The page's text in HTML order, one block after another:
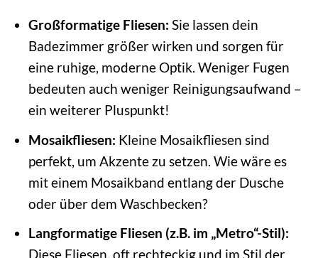
Großformatige Fliesen: Sie lassen dein
Badezimmer größer wirken und sorgen für
eine ruhige, moderne Optik. Weniger Fugen
bedeuten auch weniger Reinigungsaufwand –
ein weiterer Pluspunkt!
Mosaikfliesen: Kleine Mosaikfliesen sind
perfekt, um Akzente zu setzen. Wie wäre es
mit einem Mosaikband entlang der Dusche
oder über dem Waschbecken?
Langformatige Fliesen (z.B. im „Metro“-Stil):
Diese Fliesen, oft rechteckig und im Stil der